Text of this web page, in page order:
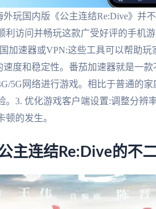
玩国内版《公主连结Re:Dive》并
利访问并畅玩这款广受好评的手机
加速器或VPN:这些工具可以帮助
度和稳定性。番茄加速器就是一
5G网络进行游戏。相比于普通的
。3. 优化游戏客户端设置:调整分辨
的发生。
主连结Re:Dive的不